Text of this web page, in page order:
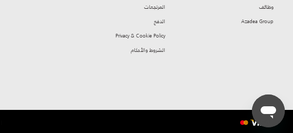
‏وظائف
Azadea Group
‏المرتجعات
‏الدفع
Privacy & Cookie Policy
‏الشروط والأحكام